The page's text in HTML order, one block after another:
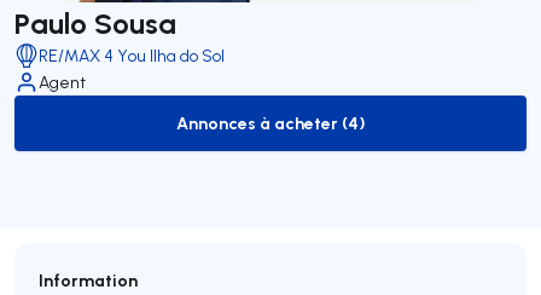
Paulo Sousa
RE/MAX 4 You Ilha do Sol
Agent
to-buy-listing
Annonces à acheter (4)
Information